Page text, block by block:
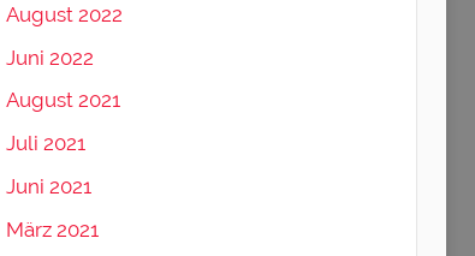
August 2022
Juni 2022
August 2021
Juli 2021
Juni 2021
März 2021